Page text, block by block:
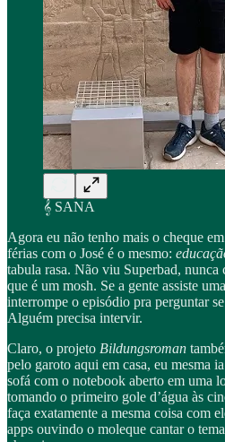
𝄞 SANA
Agora eu não tenho mais o cheque
férias com o José é o mesmo:
tabula rasa. Não viu Superbad,
que é um mosh. Se a gente assiste
interrompe o episódio pra perguntar
Alguém precisa intervir.
Claro, o projeto Bildungsroman
pelo garoto aqui em casa, eu mesma
sofá com o notebook aberto em uma
tomando o primeiro gole d’água às
faça exatamente a mesma coisa com
apps ouvindo o moleque cantar o